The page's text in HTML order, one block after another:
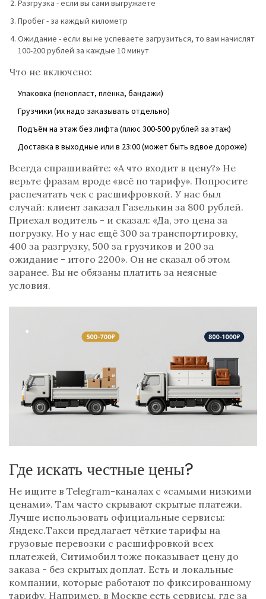
Разгрузка - если вы сами выгружаете
Пробег - за каждый километр
Ожидание - если вы не успеваете загрузиться, то вам начислят
100-200 рублей за каждые 10 минут
Что не включено:
Упаковка (пенопласт, плёнка, бандажи)
Грузчики (их надо заказывать отдельно)
Подъём на этаж без лифта (плюс 300-500 рублей за этаж)
Доставка в выходные или в 23:00 (может быть вдвое дороже)
Всегда спрашивайте: «А что входит в цену?» Не
верьте фразам вроде «всё по тарифу». Попросите
распечатать чек с расшифровкой. У нас был
случай: клиент заказал Газелькин за 800 рублей.
Приехал водитель - и сказал: «Да, это цена за
погрузку. Но у нас ещё 300 за транспортировку,
400 за разгрузку, 500 за грузчиков и 200 за
ожидание - итого 2200». Он не сказал об этом
заранее. Вы не обязаны платить за неясные
условия.
Где искать честные цены?
Не ищите в Telegram-каналах с «самыми низкими
ценами». Там часто скрывают скрытые платежи.
Лучше использовать официальные сервисы:
Яндекс.Такси предлагает чёткие тарифы на
грузовые перевозки с расшифровкой всех
платежей, Ситимобил тоже показывает цену до
заказа - без скрытых доплат. Есть и локальные
компании, которые работают по фиксированному
тарифу. Например, в Москве есть сервисы, где за